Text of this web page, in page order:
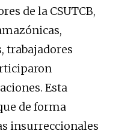
de la CSUTCB,
trabajadores
Esta
de forma
insurreccionales